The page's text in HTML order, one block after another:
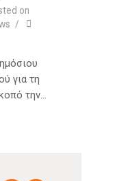
on
για τη
την…